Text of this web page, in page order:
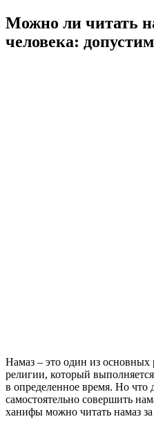
Можно ли читать
человека:
Намаз – это один из основных
религии, который
в определенное время. Но что
самостоятельно совершить
ханифы можно читать намаз за